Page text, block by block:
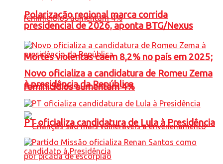
Mortes violentas caem 8,2% no país em 2025;
feminicídios aumentam 4%
Polarização regional marca corrida
presidencial de 2026, aponta BTG/Nexus
Novo oficializa a candidatura de Romeu Zema
à presidência da República
PT oficializa candidatura de Lula à Presidência